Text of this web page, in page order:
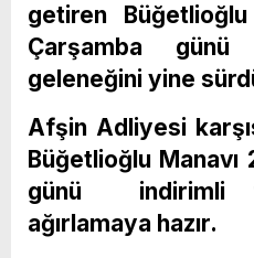
getiren
Çarşamba
geleneğini yine
Afşin Adliyesi
Büğetlioğlu
günü indirimli
ağırlamaya hazır.